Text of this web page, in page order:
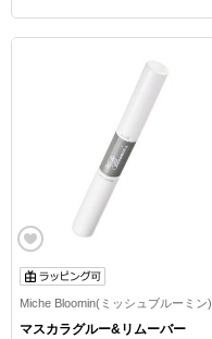
Miche Bloomin(ミッシュブルーミン)
マスカラグルー&リムーバー